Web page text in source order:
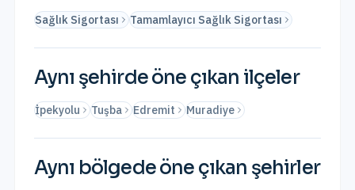
Sağlık Sigortası Tamamlayıcı Sağlık Sigortası
Aynı şehirde öne çıkan ilçeler
İpekyolu Tuşba Edremit Muradiye
Aynı bölgede öne çıkan şehirler